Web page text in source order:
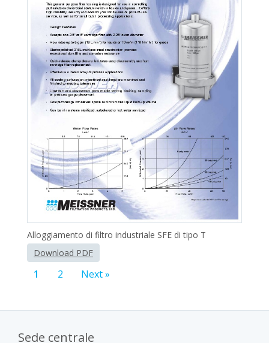
Alloggiamento di filtro industriale SFE di tipo T
Download PDF
1 2 Next »
Sede centrale